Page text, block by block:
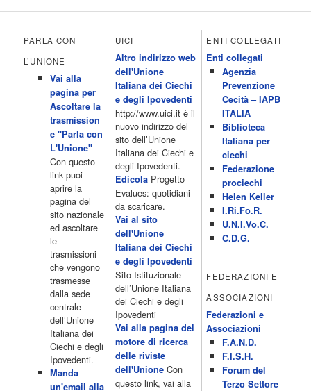
All News 16.05 Rotazione musicale 19.00 All News 19.05 The
Club 19.30 19.30 Human Guinea Pigs 20.00 Inbox 21.00 Code
Monkeys 21.30 Sons of Butcher […]
programmiTv - ITALIA 1 4 Dicembre 2022
Programmi 06.35 Cartoni Animati 09.05 Telefilm:Starsky & Hutch
10.10 Telefilm:Supercar 12.15 12.15 Secondo voi 12.25 Studio
Aperto 13.00 Studio Sport 13.40 Cartoni animati 14.30 I Simpson
15.00 Telefilm:Paso adelante 15.55 15.55 Telefilm:Wildfire 16.50
Cartoni animati 18.30 Studio Aperto 19.05 Don Luca c'� 19.35
19.35 Medici miei 20.05 Camera caf� 20.30 La ruota della
fortuna 21.10 […]
Acor3.it
programmiTv - LA 7
4 Dicembre 2022
Programmi 06:00 - Tg La7/meteo/oroscopo/traffico06:55 - Movie
Flash07:00 - Omnibus ? Rassegna stampa07:30 - Tg La707:50 -
Omnibus09:50 - Coffee Break11:00 - L?aria che tira12:25 - I
men� di Benedetta13:30 - Tg La714:00 - Tg La7 Cronache14:40 -
Telefilm: Le strade di San Francisco - Omicidio di primo grado -
Una scuola di paura 16:30 […]
Acor3.it
programmiTv - CANALE 5 4 Dicembre 2022
Programmi 2/3 06.00 TG5/Traffico/Meteo/Borse e monete 08.00
TG5 Mattina 08.40 Mattino Cinque(TG5-Ore 10) 11.00 Forum
13.00 2/3 13.00 TG5 13.40 Beautiful 14.10 Centovetrine 14.45
Uomini e donne 16.15 2/3 16.15 Amici 16.55 Pomeriggio
cinque(All'interno: TG5-5 minuti 17.55) 18.50 Chi vuol essere
PARLA CON
L’UNIONE
Vai alla
pagina per
Ascoltare la
trasmission
e "Parla con
L'Unione"
Con questo
link puoi
aprire la
pagina del
sito nazionale
ed ascoltare
le
trasmissioni
che vengono
trasmesse
dalla sede
centrale
dell’Unione
Italiana dei
Ciechi e degli
Ipovedenti.
Manda
un'email alla
UICI
Altro indirizzo web
dell'Unione
Italiana dei Ciechi
e degli Ipovedenti
http://www.uici.it è il
nuovo indirizzo del
sito dell’Unione
Italiana dei Ciechi e
degli Ipovedenti.
EdicolaProgetto
Evalues: quotidiani
da scaricare.
Vai al sito
dell'Unione
Italiana dei Ciechi
e degli Ipovedenti
Sito Istituzionale
dell’Unione Italiana
dei Ciechi e degli
Ipovedenti
Vai alla pagina del
motore di ricerca
delle riviste
dell'UnioneCon
questo link, vai alla
ENTI COLLEGATI
Enti collegati
Agenzia
Prevenzione
Cecità – IAPB
ITALIA
Biblioteca
Italiana per
ciechi
Federazione
prociechi
Helen Keller
I.Ri.Fo.R.
U.N.I.Vo.C.
C.D.G.
FEDERAZIONI E
ASSOCIAZIONI
Federazioni e
Associazioni
F.A.N.D.
F.I.S.H.
Forum del
Terzo Settore